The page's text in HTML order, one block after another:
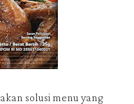
solusi menu yang